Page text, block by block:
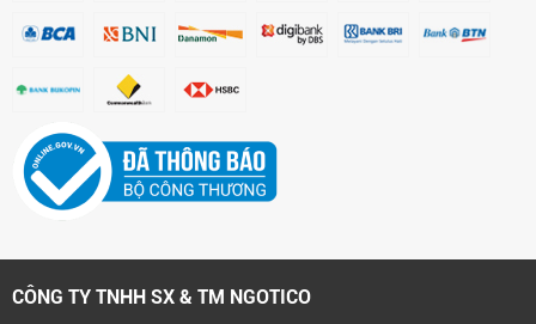
CÔNG TY TNHH SX & TM NGOTICO